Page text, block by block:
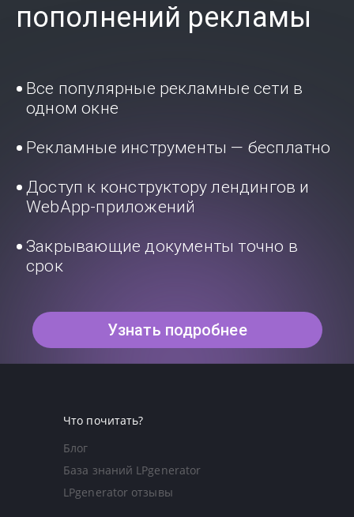
пополнений рекламы
Все популярные рекламные сети в
одном окне
Рекламные инструменты — бесплатно
Доступ к конструктору лендингов и
WebApp-приложений
Закрывающие документы точно в
срок
Узнать подробнее
Что почитать?
Блог
База знаний LPgenerator
LPgenerator отзывы